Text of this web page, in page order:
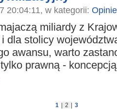
20:04:11, w kategorii: Opinie
miliardy z
dla stolicy
awansu, warto
prawną -
1 2 3